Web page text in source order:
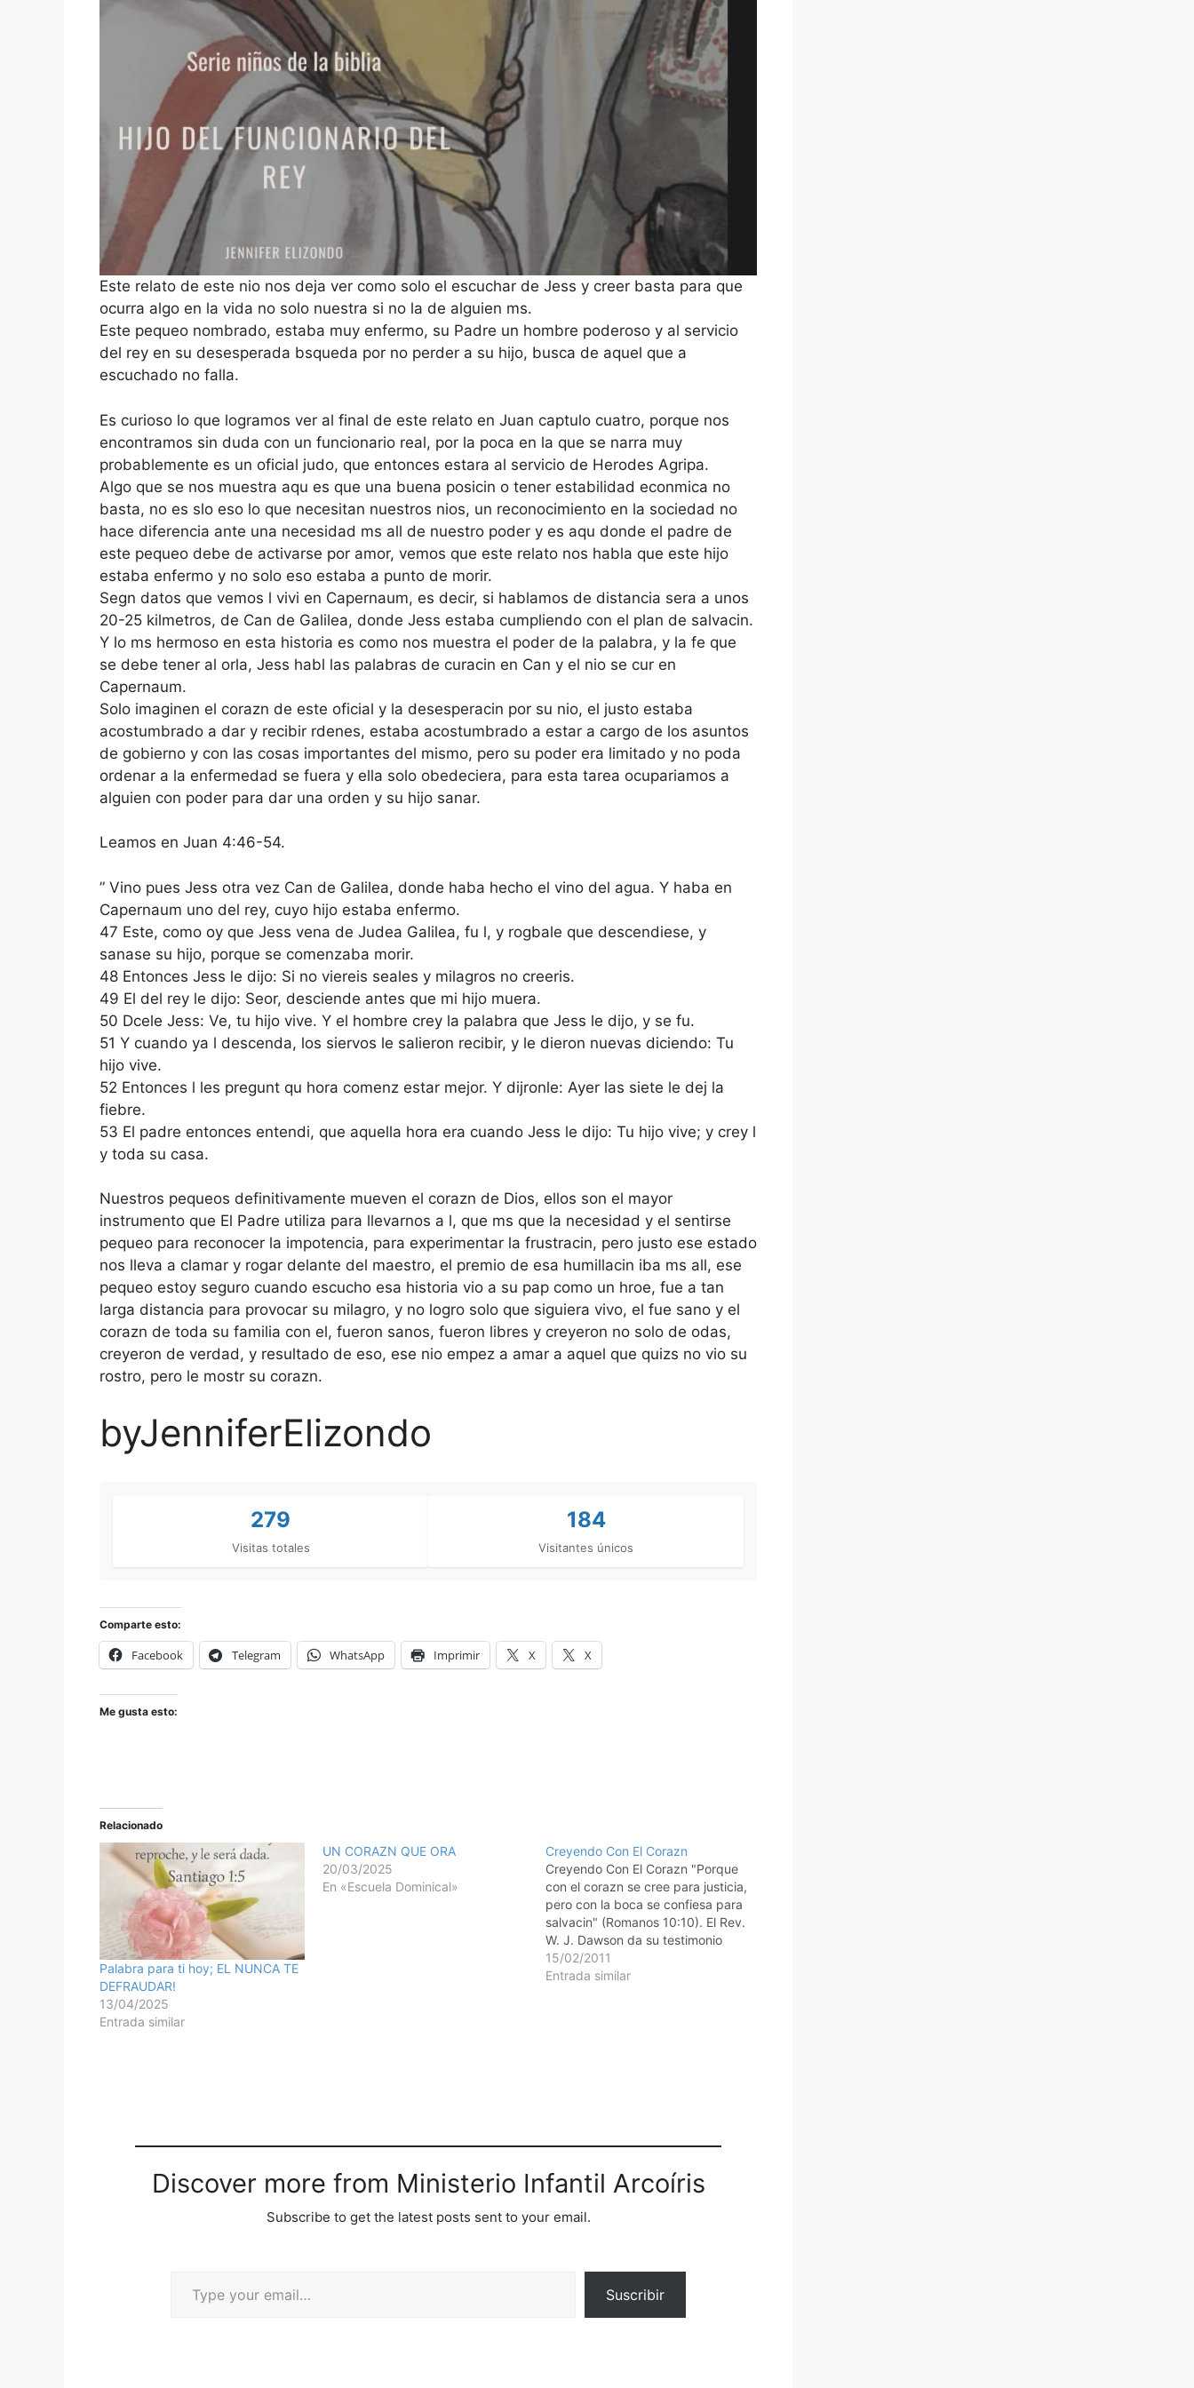
Este relato de este nio nos deja ver como solo el escuchar de Jess y creer basta para que
ocurra algo en la vida no solo nuestra si no la de alguien ms.
Este pequeo nombrado, estaba muy enfermo, su Padre un hombre poderoso y al servicio
del rey en su desesperada bsqueda por no perder a su hijo, busca de aquel que a
escuchado no falla.
Es curioso lo que logramos ver al final de este relato en Juan captulo cuatro, porque nos
encontramos sin duda con un funcionario real, por la poca en la que se narra muy
probablemente es un oficial judo, que entonces estara al servicio de Herodes Agripa.
Algo que se nos muestra aqu es que una buena posicin o tener estabilidad econmica no
basta, no es slo eso lo que necesitan nuestros nios, un reconocimiento en la sociedad no
hace diferencia ante una necesidad ms all de nuestro poder y es aqu donde el padre de
este pequeo debe de activarse por amor, vemos que este relato nos habla que este hijo
estaba enfermo y no solo eso estaba a punto de morir.
Segn datos que vemos l vivi en Capernaum, es decir, si hablamos de distancia sera a unos
20-25 kilmetros, de Can de Galilea, donde Jess estaba cumpliendo con el plan de salvacin.
Y lo ms hermoso en esta historia es como nos muestra el poder de la palabra, y la fe que
se debe tener al orla, Jess habl las palabras de curacin en Can y el nio se cur en
Capernaum.
Solo imaginen el corazn de este oficial y la desesperacin por su nio, el justo estaba
acostumbrado a dar y recibir rdenes, estaba acostumbrado a estar a cargo de los asuntos
de gobierno y con las cosas importantes del mismo, pero su poder era limitado y no poda
ordenar a la enfermedad se fuera y ella solo obedeciera, para esta tarea ocupariamos a
alguien con poder para dar una orden y su hijo sanar.
Leamos en Juan 4:46-54.
” Vino pues Jess otra vez Can de Galilea, donde haba hecho el vino del agua. Y haba en
Capernaum uno del rey, cuyo hijo estaba enfermo.
47 Este, como oy que Jess vena de Judea Galilea, fu l, y rogbale que descendiese, y
sanase su hijo, porque se comenzaba morir.
48 Entonces Jess le dijo: Si no viereis seales y milagros no creeris.
49 El del rey le dijo: Seor, desciende antes que mi hijo muera.
50 Dcele Jess: Ve, tu hijo vive. Y el hombre crey la palabra que Jess le dijo, y se fu.
51 Y cuando ya l descenda, los siervos le salieron recibir, y le dieron nuevas diciendo: Tu
hijo vive.
52 Entonces l les pregunt qu hora comenz estar mejor. Y dijronle: Ayer las siete le dej la
fiebre.
53 El padre entonces entendi, que aquella hora era cuando Jess le dijo: Tu hijo vive; y crey l
y toda su casa.
Nuestros pequeos definitivamente mueven el corazn de Dios, ellos son el mayor
instrumento que El Padre utiliza para llevarnos a l, que ms que la necesidad y el sentirse
pequeo para reconocer la impotencia, para experimentar la frustracin, pero justo ese estado
nos lleva a clamar y rogar delante del maestro, el premio de esa humillacin iba ms all, ese
pequeo estoy seguro cuando escucho esa historia vio a su pap como un hroe, fue a tan
larga distancia para provocar su milagro, y no logro solo que siguiera vivo, el fue sano y el
corazn de toda su familia con el, fueron sanos, fueron libres y creyeron no solo de odas,
creyeron de verdad, y resultado de eso, ese nio empez a amar a aquel que quizs no vio su
rostro, pero le mostr su corazn.
byJenniferElizondo
279
Visitas totales
184
Visitantes únicos
Comparte esto:
Facebook Telegram WhatsApp Imprimir X X
Me gusta esto:
Relacionado
Palabra para ti hoy; EL NUNCA TE
DEFRAUDAR!
13/04/2025
Entrada similar
UN CORAZN QUE ORA
20/03/2025
En «Escuela Dominical»
Creyendo Con El Corazn
Creyendo Con El Corazn "Porque
con el corazn se cree para justicia,
pero con la boca se confiesa para
salvacin" (Romanos 10:10). El Rev.
W. J. Dawson da su testimonio
como sigue: "Yo me recuerdo muy
bien que, cuando todo en mi vida
15/02/2011
Entrada similar
Discover more from Ministerio Infantil Arcoíris
Subscribe to get the latest posts sent to your email.
Suscribir